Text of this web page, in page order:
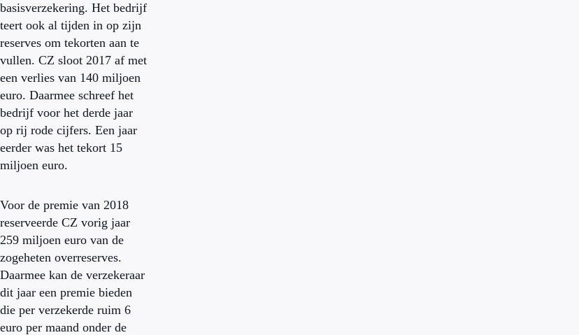
basisverzekering. Het bedrijf
teert ook al tijden in op zijn
reserves om tekorten aan te
vullen. CZ sloot 2017 af met
een verlies van 140 miljoen
euro. Daarmee schreef het
bedrijf voor het derde jaar
op rij rode cijfers. Een jaar
eerder was het tekort 15
miljoen euro.
Voor de premie van 2018
reserveerde CZ vorig jaar
259 miljoen euro van de
zogeheten overreserves.
Daarmee kan de verzekeraar
dit jaar een premie bieden
die per verzekerde ruim 6
euro per maand onder de